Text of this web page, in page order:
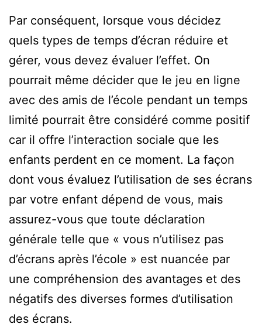
Par conséquent, lorsque vous décidez
quels types de temps d’écran réduire et
gérer, vous devez évaluer l’effet. On
pourrait même décider que le jeu en ligne
avec des amis de l’école pendant un temps
limité pourrait être considéré comme positif
car il offre l’interaction sociale que les
enfants perdent en ce moment. La façon
dont vous évaluez l’utilisation de ses écrans
par votre enfant dépend de vous, mais
assurez-vous que toute déclaration
générale telle que « vous n’utilisez pas
d’écrans après l’école » est nuancée par
une compréhension des avantages et des
négatifs des diverses formes d’utilisation
des écrans.